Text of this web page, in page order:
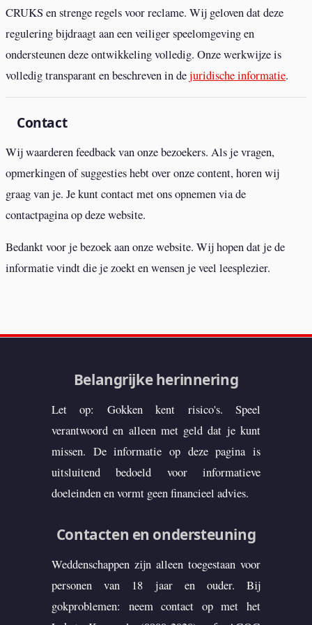
CRUKS en strenge regels voor reclame. Wij geloven dat deze
regulering bijdraagt aan een veiliger speelomgeving en
ondersteunen deze ontwikkeling volledig. Onze werkwijze is
volledig transparant en beschreven in dejuridische informatie.
Contact
Wij waarderen feedback van onze bezoekers. Als je vragen,
opmerkingen of suggesties hebt over onze content, horen wij
graag van je. Je kunt contact met ons opnemen via de
contactpagina op deze website.
Bedankt voor je bezoek aan onze website. Wij hopen dat je de
informatie vindt die je zoekt en wensen je veel leesplezier.
Belangrijke herinnering
Let op: Gokken kent risico's. Speel
verantwoord en alleen met geld dat je kunt
missen. De informatie op deze pagina is
uitsluitend bedoeld voor informatieve
doeleinden en vormt geen financieel advies.
Contacten en ondersteuning
Weddenschappen zijn alleen toegestaan voor
personen van 18 jaar en ouder. Bij
gokproblemen: neem contact op met het